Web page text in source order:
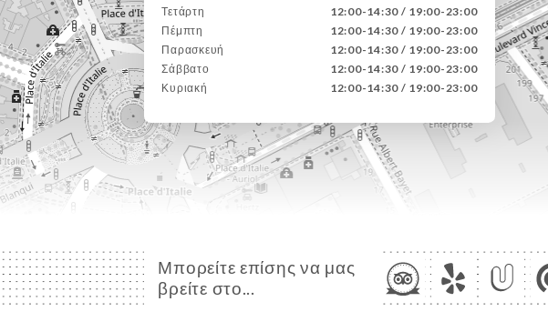
Τετάρτη
12:00-14:30 / 19:00-23:00
Πέμπτη
12:00-14:30 / 19:00-23:00
Παρασκευή
12:00-14:30 / 19:00-23:00
Σάββατο
12:00-14:30 / 19:00-23:00
Κυριακή
12:00-14:30 / 19:00-23:00
Μπορείτε επίσης να μας
βρείτε στο...